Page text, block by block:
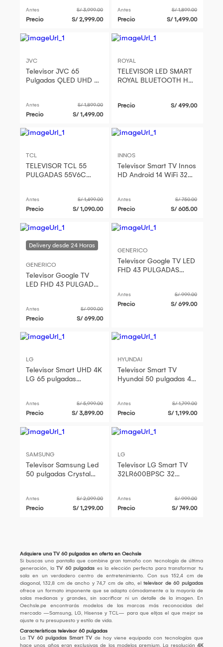
Antes S/ 3,999.00
Precio S/ 2,999.00
Antes S/ 1,899.00
Precio S/ 1,499.00
JVC
Televisor JVC 65
Pulgadas QLED UHD 4K
Antes S/ 1,899.00
Precio S/ 1,499.00
ROYAL
TELEVISOR LED SMART
ROYAL BLUETOOTH HD
Precio S/ 499.00
TCL
TELEVISOR TCL 55
PULGADAS 55V6C
Antes S/ 1,499.00
Precio S/ 1,090.00
INNOS
Televisor Smart TV Innos
HD Android 14 WiFi 32
Antes S/ 750.00
Precio S/ 605.00
GENERICO
Televisor Google TV
LED FHD 43 PULGADAS
Antes S/ 999.00
Precio S/ 699.00
GENERICO
Televisor Google TV LED
FHD 43 PULGADAS
Antes S/ 999.00
Precio S/ 699.00
LG
Televisor Smart UHD 4K
LG 65 pulgadas
Antes S/ 5,999.00
Precio S/ 3,899.00
HYUNDAI
Televisor Smart TV
Hyundai 50 pulgadas 4K
Antes S/ 1,799.00
Precio S/ 1,199.00
SAMSUNG
Televisor Samsung Led
50 pulgadas Crystal
Antes S/ 2,099.00
Precio S/ 1,299.00
LG
Televisor LG Smart TV
32LR600BPSC 32
Antes S/ 999.00
Precio S/ 749.00
Adquiere una TV 60 pulgadas en oferta en Oechsle
Si buscas una pantalla que combine gran tamaño con tecnología de última
generación, la TV 60 pulgadas es la elección perfecta para transformar tu
sala en un verdadero centro de entretenimiento. Con sus 152,4 cm de
diagonal, 132,8 cm de ancho y 74,7 cm de alto, el televisor de 60 pulgadas
ofrece un formato imponente que se adapta cómodamente a la mayoría de
salas medianas y grandes, sin sacrificar ni un detalle de la imagen. En
Oechsle.pe encontrarás modelos de las marcas más reconocidas del
mercado —Samsung, LG, Hisense y TCL— para que elijas el que mejor se
ajuste a tu presupuesto y estilo de vida.
Características televisor 60 pulgadas
La TV 60 pulgadas Smart TV de hoy viene equipada con tecnologías que
hace unos años eran exclusivas de los modelos premium. La resolución 4K